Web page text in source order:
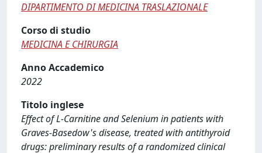
DIPARTIMENTO DI MEDICINA TRASLAZIONALE
Corso di studio
MEDICINA E CHIRURGIA
Anno Accademico
2022
Titolo inglese
Effect of L-Carnitine and Selenium in patients with
Graves-Basedow's disease, treated with antithyroid
drugs: preliminary results of a randomized clinical